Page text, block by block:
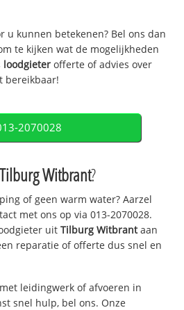
u kunnen betekenen? Bel ons dan
te kijken wat de mogelijkheden
loodgieter offerte of advies over
bereikbaar!
2070028
Tilburg Witbrant?
of geen warm water? Aarzel
met ons op via 013-2070028.
uitTilburg Witbrantaan
reparatie of offerte dus snel en
leidingwerk of afvoeren in
snel hulp, bel ons. Onze